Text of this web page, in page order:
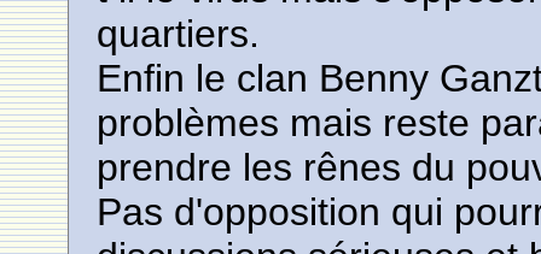
quartiers.
Enfin le clan Benny
problèmes mais reste
prendre les rênes du
Pas d'opposition qui